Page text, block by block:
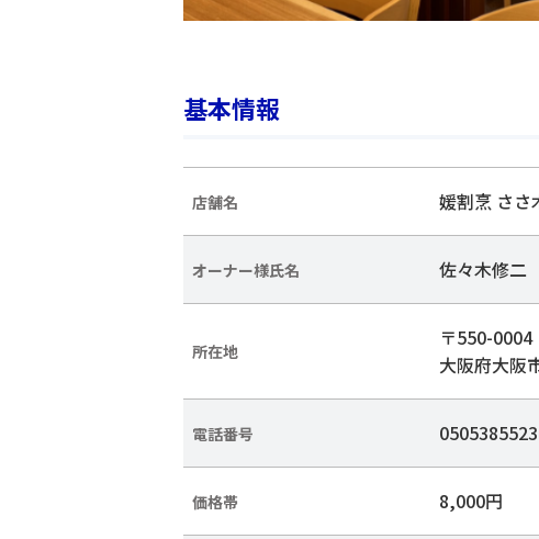
基本情報
店舗名 媛割烹 ささ
オーナー様氏名 佐々木修二
所在地
〒550-0004
大阪府大阪
電話番号
価格帯 8,000円